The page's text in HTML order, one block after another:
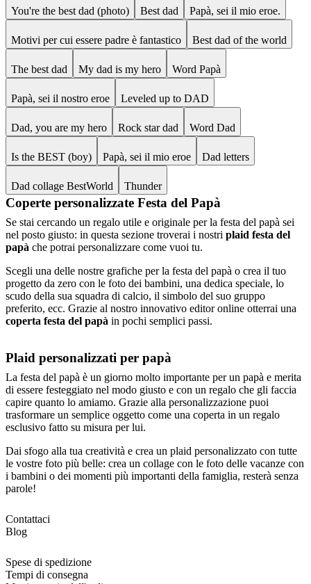
You're the best dad (photo) Best dad Papà, sei il mio eroe.
Motivi per cui essere padre è fantastico Best dad of the world
The best dad My dad is my hero Word Papà
Papà, sei il nostro eroe Leveled up to DAD
Dad, you are my hero Rock star dad Word Dad
Is the BEST (boy) Papà, sei il mio eroe Dad letters
Dad collage BestWorld Thunder
Coperte personalizzate Festa del Papà
Se stai cercando un regalo utile e originale per la festa del papà sei
nel posto giusto: in questa sezione troverai i nostri plaid festa del
papà che potrai personalizzare come vuoi tu.
Scegli una delle nostre grafiche per la festa del papà o crea il tuo
progetto da zero con le foto dei bambini, una dedica speciale, lo
scudo della sua squadra di calcio, il simbolo del suo gruppo
preferito, ecc. Grazie al nostro innovativo editor online otterrai una
coperta festa del papà in pochi semplici passi.
Plaid personalizzati per papà
La festa del papà è un giorno molto importante per un papà e merita
di essere festeggiato nel modo giusto e con un regalo che gli faccia
capire quanto lo amiamo. Grazie alla personalizzazione puoi
trasformare un semplice oggetto come una coperta in un regalo
esclusivo fatto su misura per lui.
Dai sfogo alla tua creatività e crea un plaid personalizzato con tutte
le vostre foto più belle: crea un collage con le foto delle vacanze con
i bambini o dei momenti più importanti della famiglia, resterà senza
parole!
Contattaci
Blog
Spese di spedizione
Tempi di consegna